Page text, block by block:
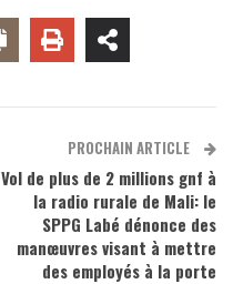
PROCHAIN ARTICLE
Vol de plus de 2 millions gnf à
la radio rurale de Mali: le
SPPG Labé dénonce des
manœuvres visant à mettre
des employés à la porte